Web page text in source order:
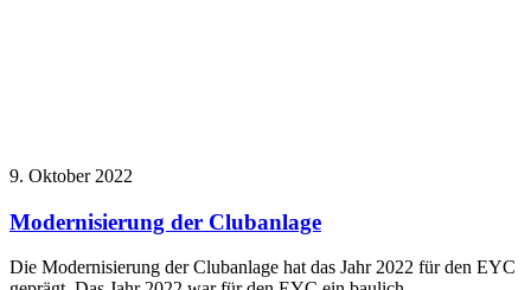
9. Oktober 2022
Modernisierung der Clubanlage
Die Modernisierung der Clubanlage hat das Jahr 2022 für den EYC